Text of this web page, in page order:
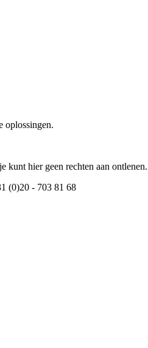
oplossingen.
kunt hier geen rechten aan
(0)20 - 703 81 68